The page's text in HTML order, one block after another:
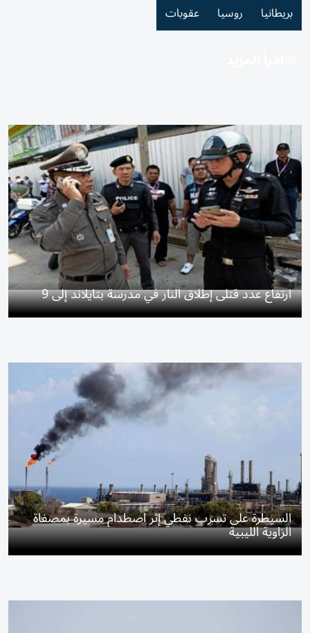
بريطانيا روسيا عقوبات
ارتفاع عدد قتلى إطلاق النار في مدرسة بتايلاند إلى 9
السيطرة على تسرب نفطي إثر اصطدام مسيرة بمصفاة
الزاوية الليبية